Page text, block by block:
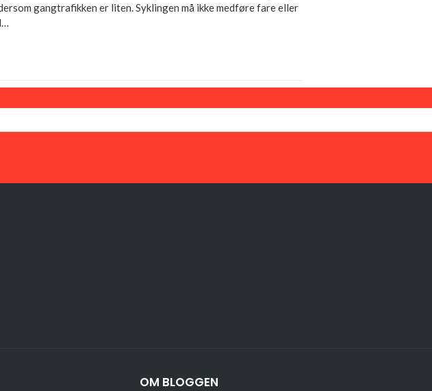
gangtrafikken er liten. Syklingen må ikke medføre fare eller
OM BLOGGEN